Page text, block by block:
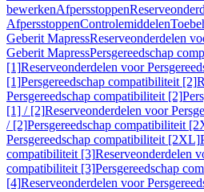
bewerkenAfpersstoppen
AfpersstoppenControlemiddelen
Geberit MapressReserveonderdelen
Geberit MapressPersgereedschap
[1]Reserveonderdelen voor
[1]Persgereedschap compatibiliteit [2]
Persgereedschap compatibiliteit [2]
[1] / [2]Reserveonderdelen voor
/ [2]Persgereedschap compatibiliteit
Persgereedschap compatibiliteit [2XL]
compatibiliteit [3]Reserveonderdelen
compatibiliteit [3]Persgereedschap
[4]Reserveonderdelen voor